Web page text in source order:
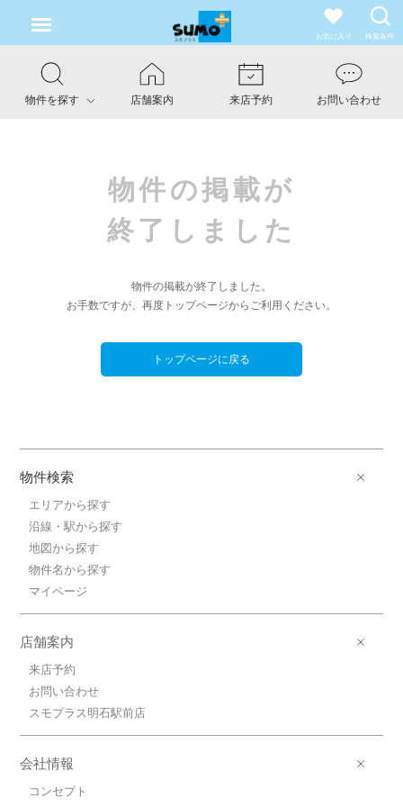
お気に入り 検索条件
物件を探す 店舗案内 来店予約 お問い合わせ
物件の掲載が
終了しました
物件の掲載が終了しました。
お手数ですが、再度トップページからご利用ください。
トップページに戻る
物件検索
エリアから探す
沿線・駅から探す
地図から探す
物件名から探す
マイページ
店舗案内
来店予約
お問い合わせ
スモプラス明石駅前店
会社情報
コンセプト